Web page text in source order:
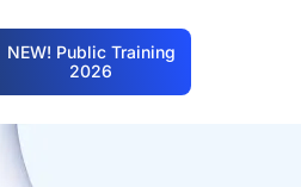
NEW! Public Training
2026